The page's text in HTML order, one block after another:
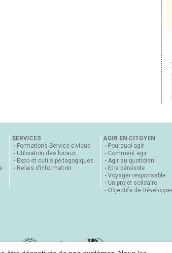
SERVICES
Formations Service civique
Utilisation des locaux
Expo et outils pédagogiques
Relais d’information
AGIR EN CITOYEN
Pourquoi agir
Comment agir
Agir au quotidien
Etre bénévole
Voyager responsable
Un projet solidaire
Objectifs de